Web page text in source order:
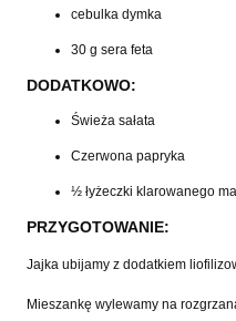
cebulka dymka
30 g sera feta
DODATKOWO:
Świeża sałata
Czerwona papryka
½ łyżeczki klarowanego
PRZYGOTOWANIE:
Jajka ubijamy z dodatkiem
Mieszankę wylewamy na